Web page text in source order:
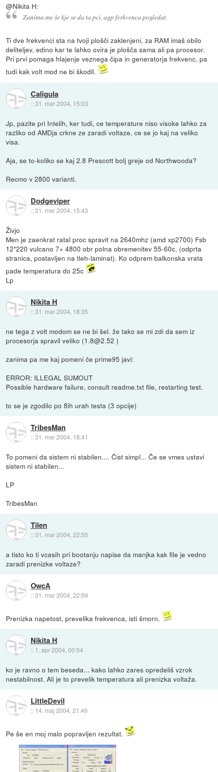
@Nikita H:
Zanima me še kje se da ta pci, agp ferkvenca pogledat.
Ti dve frekvenci sta na tvoji plošči zaklenjeni, za RAM imaš obilo
deliteljev, edino kar te lahko ovira je plošča sama ali pa procesor.
Pri prvi pomaga hlajenje veznega čipa in generatorja frekvenc, pa
tudi kak volt mod ne bi škodil.
Caligula
::31. mar 2004, 15:03
Jp, pazite pri Intelih, ker tudi, ce temperature niso visoke lahko za
razliko od AMDja crkne ze zaradi voltaze, ce se jo kaj na veliko
visa.
Aja, se to-koliko se kaj 2.8 Prescott bolj greje od Northwooda?
Recmo v 2800 varianti.
Dodgeviper
::31. mar 2004, 15:43
Živjo
Men je zaenkrat ratal proc spravit na 2640mhz (amd xp2700) Fsb
12*220 vulcano 7+ 4800 obr polna obremenitev 55-60c, (odprta
stranica, postavljen na tleh-laminat). Ko odprem balkonska vrata
pade temperatura do 25c
Lp
Nikita H
::31. mar 2004, 18:35
ne tega z volt modom se ne bi šel. že tako se mi zdi da sem iz
procesorja spravil veliko (1.8@2.52 )
zanima pa me kaj pomeni če prime95 javi:
ERROR: ILLEGAL SUMOUT
Possible hardware failure, consult readme.txt file, restarting test.
to se je zgodilo po 8ih urah testa (3 opcije)
TribesMan
::31. mar 2004, 18:41
To pomeni da sistem ni stabilen.... Čist simpl... Če se vmes ustavi
sistem ni stabilen...
LP
TribesMan
Tilen
::31. mar 2004, 22:55
a tisto ko ti vcasih pri bootanju napise da manjka kak file je vedno
zaradi prenizke voltaze?
OwcA
::31. mar 2004, 22:59
Prenizka napetost, prevelika frekvenca, isti šmorn.
Nikita H
:: 1. apr 2004, 00:54
ko je ravno o tem beseda... kako lahko zares opredeliš vzrok
nestabilnost. Ali je to prevelik temperatura ali prenizka voltaža.
LittleDevil
:: 14. maj 2004, 21:49
Pe še en moj malo popravljen rezultat.